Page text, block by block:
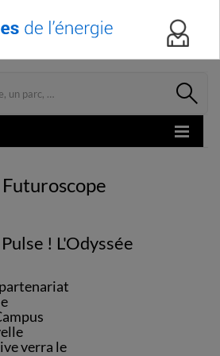
Futuroscope
! L'Odyssée
partenariat
verra le